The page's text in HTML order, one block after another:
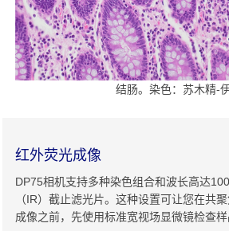
结肠。染色：苏木精-
红外荧光成像
DP75相机支持多种染色组合和波长高达
（IR）截止滤光片。这种设置可让您在共
成像之前，先使用标准宽视场显微镜检查样